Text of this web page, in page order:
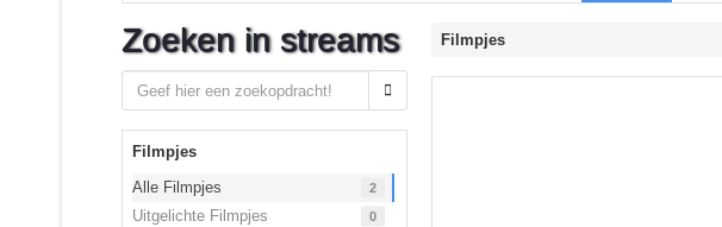
Zoeken in streams
Filmpjes
Alle Filmpjes
2
Uitgelichte Filmpjes 0
Filmpjes